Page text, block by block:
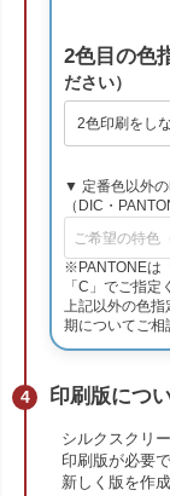
2色目の色
ださい）
▼ 定番色以外
（DIC・
※PANTONEは
「C」でご指定
上記以外の色
期についてご相
印刷版につ
シルクスクリ
印刷版が必要で
新しく版を作